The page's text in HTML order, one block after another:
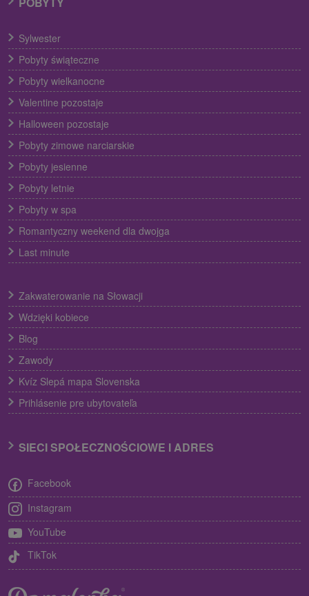
Sylwester
Pobyty świąteczne
Pobyty wielkanocne
Valentine pozostaje
Halloween pozostaje
Pobyty zimowe narciarskie
Pobyty jesienne
Pobyty letnie
Pobyty w spa
Romantyczny weekend dla dwojga
Last minute
Zakwaterowanie na Słowacji
Wdzięki kobiece
Blog
Zawody
Kvíz Slepá mapa Slovenska
Prihlásenie pre ubytovateľa
SIECI SPOŁECZNOŚCIOWE I ADRES
Facebook
Instagram
YouTube
TikTok